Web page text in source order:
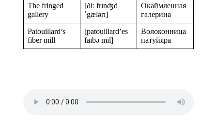
The fringed
gallery
[ðiː frɪnʤd
ˈgælərɪ]
Окаймленная
галерина
Patouillard’s
fiber mill
[patouillard’es
faɪbə mɪl]
Волоконница
патуйяра